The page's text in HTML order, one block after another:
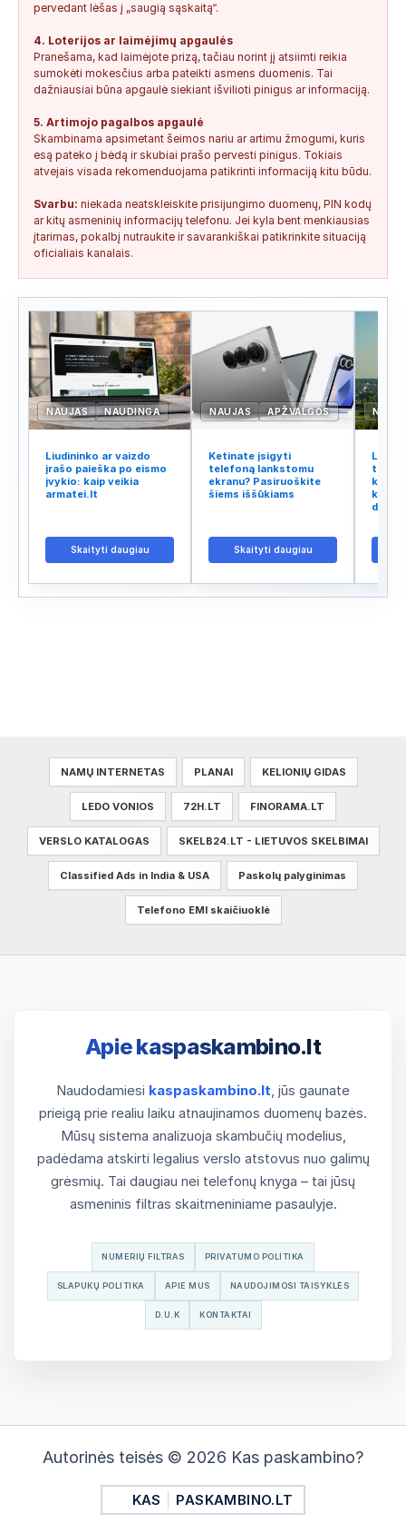
pervedant lėšas į „saugią sąskaitą“.
4. Loterijos ar laimėjimų apgaulės
Pranešama, kad laimėjote prizą, tačiau norint jį atsiimti reikia
sumokėti mokesčius arba pateikti asmens duomenis. Tai
dažniausiai būna apgaulė siekiant išvilioti pinigus ar informaciją.
5. Artimojo pagalbos apgaulė
Skambinama apsimetant šeimos nariu ar artimu žmogumi, kuris
esą pateko į bėdą ir skubiai prašo pervesti pinigus. Tokiais
atvejais visada rekomenduojama patikrinti informaciją kitu būdu.
Svarbu: niekada neatskleiskite prisijungimo duomenų, PIN kodų
ar kitų asmeninių informacijų telefonu. Jei kyla bent menkiausias
įtarimas, pokalbį nutraukite ir savarankiškai patikrinkite situaciją
oficialiais kanalais.
NAUJAS NAUDINGA
Liudininko ar vaizdo
įrašo paieška po eismo
įvykio: kaip veikia
armatei.lt
Skaityti daugiau
NAUJAS APŽVALGOS
Ketinate įsigyti
telefoną lankstomu
ekranu? Pasiruoškite
šiems iššūkiams
Skaityti daugiau
tinklo
kodėl
kalba
NAMŲ INTERNETAS PLANAI KELIONIŲ GIDAS
LEDO VONIOS 72H.LT FINORAMA.LT
VERSLO KATALOGAS SKELB24.LT - LIETUVOS SKELBIMAI
Classified Ads in India & USA Paskolų palyginimas
Telefono EMI skaičiuoklė
Apie kaspaskambino.lt
Naudodamiesi kaspaskambino.lt, jūs gaunate
prieigą prie realiu laiku atnaujinamos duomenų bazės.
Mūsų sistema analizuoja skambučių modelius,
padėdama atskirti legalius verslo atstovus nuo galimų
grėsmių. Tai daugiau nei telefonų knyga – tai jūsų
asmeninis filtras skaitmeniniame pasaulyje.
NUMERIŲ FILTRAS PRIVATUMO POLITIKA
SLAPUKŲ POLITIKA APIE MUS NAUDOJIMOSI TAISYKLĖS
D.U.K KONTAKTAI
Autorinės teisės © 2026 Kas paskambino?
KAS PASKAMBINO.LT